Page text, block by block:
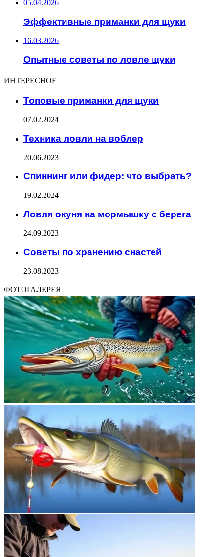
05.04.2026
Эффективные приманки для щуки
16.03.2026
Опытные советы по ловле щуки
ИНТЕРЕСНОЕ
Топовые приманки для щуки
07.02.2024
Техника ловли на воблер
20.06.2023
Спиннинг или фидер: что выбрать?
19.02.2024
Ловля окуня на мормышку с берега
24.09.2023
Советы по хранению снастей
23.08.2023
ФОТОГАЛЕРЕЯ